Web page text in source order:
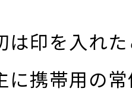
は印を入れ
に携帯用の